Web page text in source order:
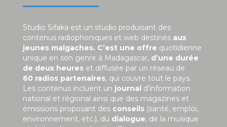
Studio Sifaka est un studio produisant des
contenus radiophoniques et web destinés aux
jeunes malgaches. C’est une offre quotidienne
unique en son genre à Madagascar, d’une durée
de deux heures et diffusée par un réseau de
60 radios partenaires, qui couvre tout le pays.
Les contenus incluent un journal d’information
national et régional ainsi que des magazines et
émissions proposant des conseils (santé, emploi,
environnement, etc.), du dialogue, de la musique